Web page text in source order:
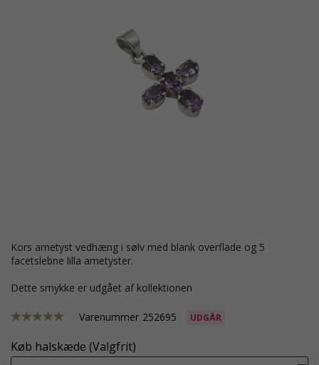
kors ametyst vedhæng i sølv med blank overflade og 5
facetslebne lilla ametyster.
Dette smykke er udgået af kollektionen
Varenummer 252695 UDGÅR
Køb halskæde (Valgfrit)